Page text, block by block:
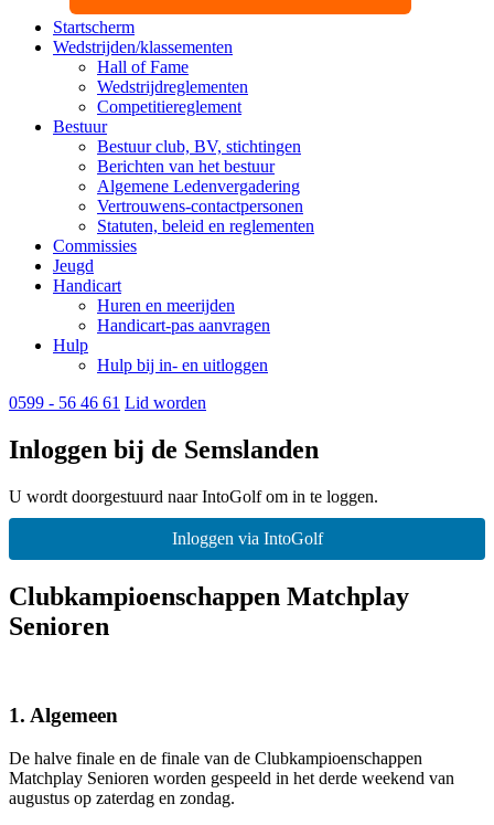
Startscherm
Wedstrijden/klassementen
Hall of Fame
Wedstrijdreglementen
Competitiereglement
Bestuur
Bestuur club, BV, stichtingen
Berichten van het bestuur
Algemene Ledenvergadering
Vertrouwens-contactpersonen
Statuten, beleid en reglementen
Commissies
Jeugd
Handicart
Huren en meerijden
Handicart-pas aanvragen
Hulp
Hulp bij in- en uitloggen
0599 - 56 46 61 Lid worden
Inloggen bij de Semslanden
U wordt doorgestuurd naar IntoGolf om in te loggen.
Inloggen via IntoGolf
Clubkampioenschappen Matchplay
Senioren
1. Algemeen
De halve finale en de finale van de Clubkampioenschappen
Matchplay Senioren worden gespeeld in het derde weekend van
augustus op zaterdag en zondag.